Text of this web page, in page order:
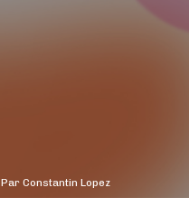
Par Constantin Lopez